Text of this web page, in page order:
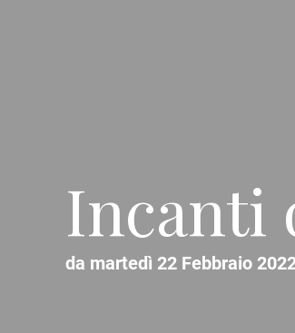
Incanti
da martedì 22 Febbraio